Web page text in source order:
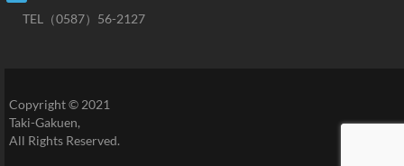
TEL（0587）56-2127
Copyright © 2021
Taki-Gakuen,
All Rights Reserved.